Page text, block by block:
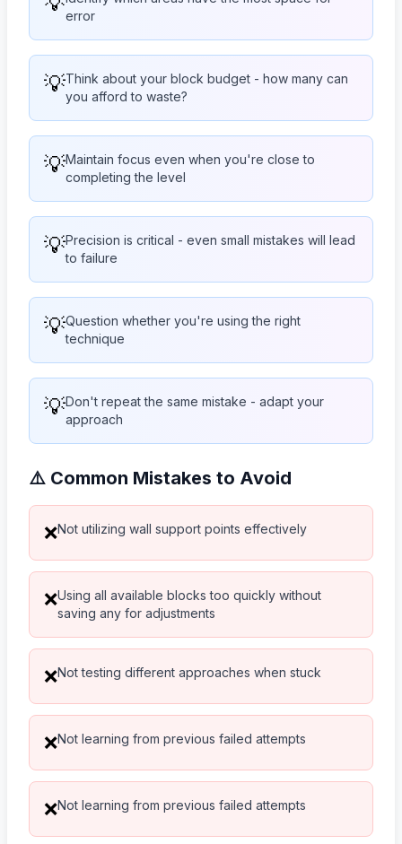
error
💡Think about your block budget - how many can
you afford to waste?
💡Maintain focus even when you're close to
completing the level
💡Precision is critical - even small mistakes will lead
to failure
💡Question whether you're using the right
technique
💡Don't repeat the same mistake - adapt your
approach
⚠️ Common Mistakes to Avoid
❌Not utilizing wall support points effectively
❌Using all available blocks too quickly without
saving any for adjustments
❌Not testing different approaches when stuck
❌Not learning from previous failed attempts
❌Not learning from previous failed attempts